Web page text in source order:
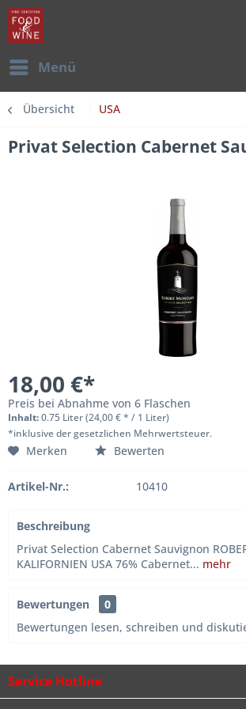
Menü
Übersicht USA
Privat Selection Cabernet
18,00 €*
Preis bei Abnahme von 6 Flaschen
Inhalt:0.75 Liter (24,00 € * / 1 Liter)
*inklusive der gesetzlichen Mehrwertsteuer.
Merken Bewerten
Artikel-Nr.: 10410
Beschreibung
Privat Selection Cabernet Sauvignon
KALIFORNIEN USA 76% Cabernet... mehr
Bewertungen
0
Bewertungen lesen, schreiben und
Service Hotline